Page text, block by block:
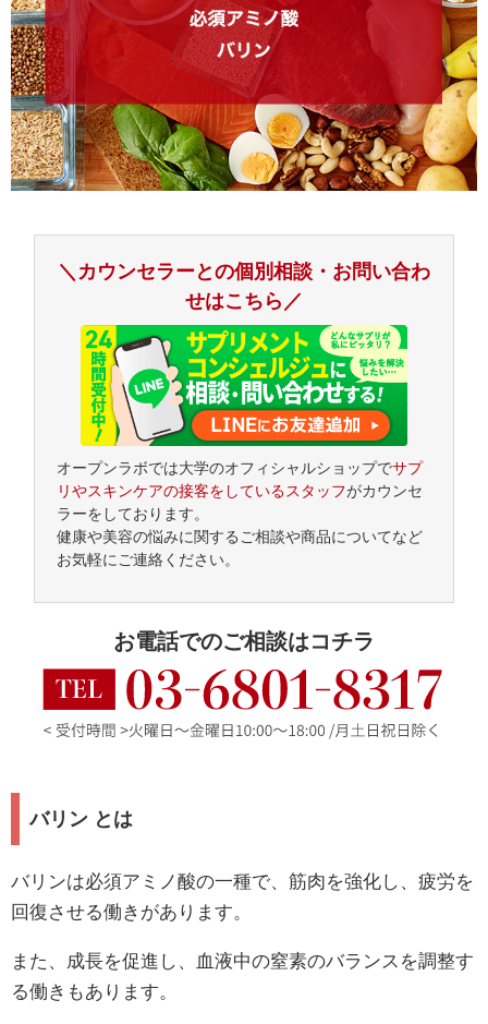
＼カウンセラーとの個別相談・お問い合わ
せはこちら／
オープンラボでは大学のオフィシャルショップでサプ
リやスキンケアの接客をしているスタッフがカウンセ
ラーをしております。
健康や美容の悩みに関するご相談や商品についてなど
お気軽にご連絡ください。
お電話でのご相談はコチラ
バリン とは
バリンは必須アミノ酸の一種で、筋肉を強化し、疲労を
回復させる働きがあります。
また、成長を促進し、血液中の窒素のバランスを調整す
る働きもあります。